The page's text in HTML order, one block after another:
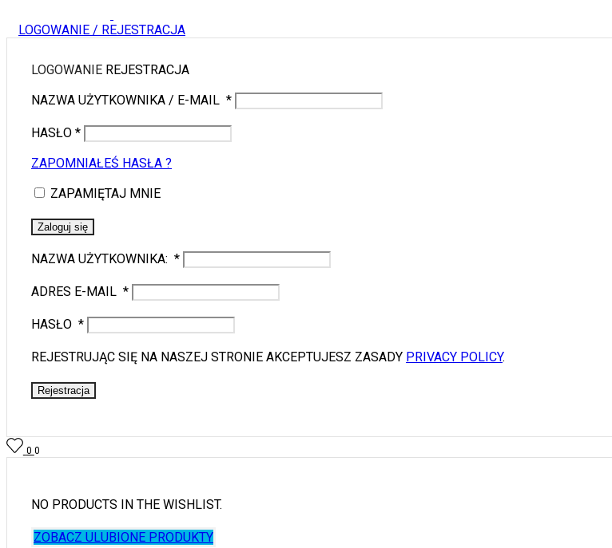
LOGOWANIE / REJESTRACJA
LOGOWANIE REJESTRACJA
NAZWA UŻYTKOWNIKA / E-MAIL *
HASŁO *
ZAPOMNIAŁEŚ HASŁA ?
ZAPAMIĘTAJ MNIE
Zaloguj się
NAZWA UŻYTKOWNIKA: *
ADRES E-MAIL *
HASŁO *
REJESTRUJĄC SIĘ NA NASZEJ STRONIE AKCEPTUJESZ ZASADY PRIVACY POLICY.
Rejestracja
0 0
NO PRODUCTS IN THE WISHLIST.
ZOBACZ ULUBIONE PRODUKTY